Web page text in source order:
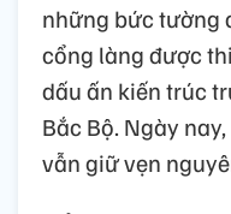
những bức tường
cổng làng được
dấu ấn kiến trúc
Bắc Bộ. Ngày
vẫn giữ vẹn